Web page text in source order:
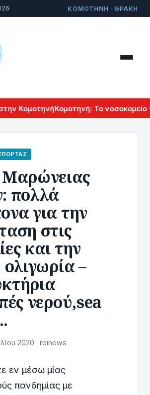
ΚΟΜΟΤΗΝΗ · ΘΡΑΚΗ
ΚομοτηνήΚομοτηνή: Το νοσοκομείο
πολλά
για την
στις
και την
ολιγωρία –
νερού,sea
2020 · roinews
εν μέσω μίας
πανδημίας με